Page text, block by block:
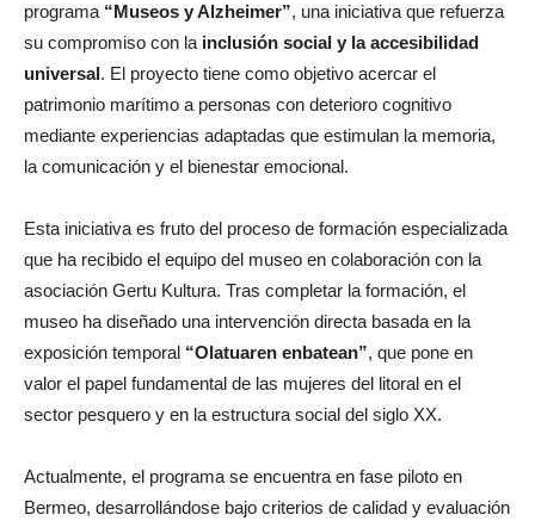
programa “Museos y Alzheimer”, una iniciativa que refuerza
su compromiso con la inclusión social y la accesibilidad
universal. El proyecto tiene como objetivo acercar el
patrimonio marítimo a personas con deterioro cognitivo
mediante experiencias adaptadas que estimulan la memoria,
la comunicación y el bienestar emocional.
Esta iniciativa es fruto del proceso de formación especializada
que ha recibido el equipo del museo en colaboración con la
asociación Gertu Kultura. Tras completar la formación, el
museo ha diseñado una intervención directa basada en la
exposición temporal “Olatuaren enbatean”, que pone en
valor el papel fundamental de las mujeres del litoral en el
sector pesquero y en la estructura social del siglo XX.
Actualmente, el programa se encuentra en fase piloto en
Bermeo, desarrollándose bajo criterios de calidad y evaluación